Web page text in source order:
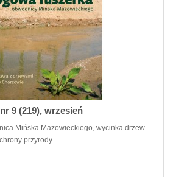
9 (219), wrzesień
Mińska Mazowieckiego, wycinka drzew
przyrody ..